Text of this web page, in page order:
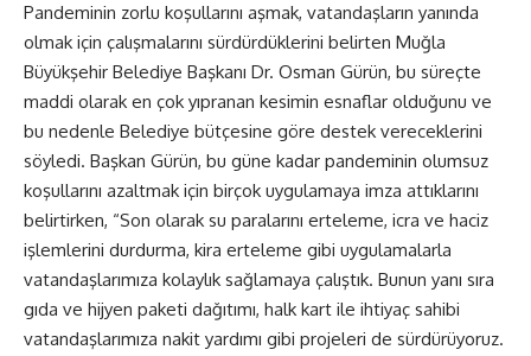
Pandeminin zorlu koşullarını aşmak, vatandaşların yanında
olmak için çalışmalarını sürdürdüklerini belirten Muğla
Büyükşehir Belediye Başkanı Dr. Osman Gürün, bu süreçte
maddi olarak en çok yıpranan kesimin esnaflar olduğunu ve
bu nedenle Belediye bütçesine göre destek vereceklerini
söyledi. Başkan Gürün, bu güne kadar pandeminin olumsuz
koşullarını azaltmak için birçok uygulamaya imza attıklarını
belirtirken, “Son olarak su paralarını erteleme, icra ve haciz
işlemlerini durdurma, kira erteleme gibi uygulamalarla
vatandaşlarımıza kolaylık sağlamaya çalıştık. Bunun yanı sıra
gıda ve hijyen paketi dağıtımı, halk kart ile ihtiyaç sahibi
vatandaşlarımıza nakit yardımı gibi projeleri de sürdürüyoruz.